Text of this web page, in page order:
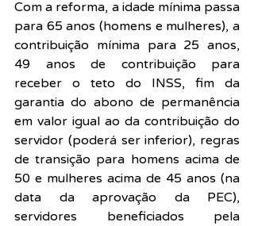
Com a reforma, a idade mínima passa
para 65 anos (homens e mulheres), a
contribuição mínima para 25 anos,
49 anos de contribuição para
receber o teto do INSS, fim da
garantia do abono de permanência
em valor igual ao da contribuição do
servidor (poderá ser inferior), regras
de transição para homens acima de
50 e mulheres acima de 45 anos (na
data da aprovação da PEC),
servidores beneficiados pela